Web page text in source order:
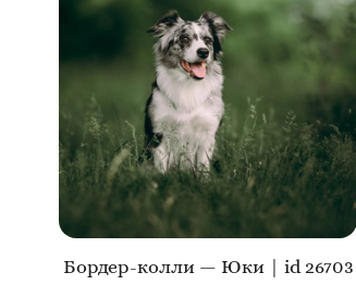
Бордер-колли — Юки | id 26703